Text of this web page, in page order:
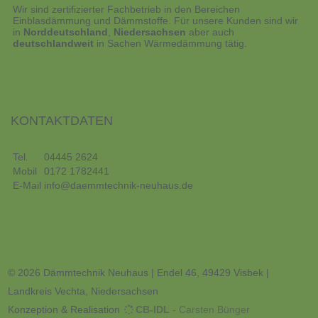
Wir sind zertifizierter Fachbetrieb in den Bereichen
Einblasdämmung und Dämmstoffe . Für unsere Kunden sind wir
in Norddeutschland Niedersachsen aber auch
deutschlandweit in SachenWärmedämmung tätig.
KONTAKTDATEN
Tel.
04445 2624
Mobil
0172 1782441
E-Mail info@daemmtechnik-neuhaus.de
© 2026 Dämmtechnik Neuhaus | Endel 46, 49429 Visbek |
Landkreis Vechta, Niedersachsen
Konzeption & Realisation
CB-IDL - Carsten Bünger
e) Profiling
Profiling ist jede Art der automatisierten Verarbeitung
personenbezogener Daten, die darin besteht, dass
Vorlieben, Interessen, Zuverlässigkeit, Verhalten,
f) Pseudonymisierung
können, sofern diese zusätzlichen Informationen
gesondert aufbewahrt werden und technischen und
organisatorischen Maßnahmen unterliegen, die
gewährleisten, dass die personenbezogenen Daten
nicht einer identifizierten oder identifizierbaren